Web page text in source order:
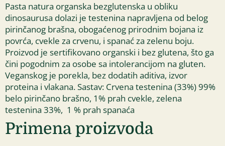
Pasta natura organska bezglutenska u obliku
dinosaurusa dolazi je testenina napravljena od belog
pirinčanog brašna, obogaćenog prirodnim bojana iz
povrća, cvekle za crvenu, i spanać za zelenu boju.
Proizvod je sertifikovano organski i bez glutena, što ga
čini pogodnim za osobe sa intolerancijom na gluten.
Veganskog je porekla, bez dodatih aditiva, izvor
proteina i vlakana. Sastav: Crvena testenina (33%) 99%
belo pirinčano brašno, 1% prah cvekle, zelena
testenina 33%, 1 % prah spanaća
Primena proizvoda